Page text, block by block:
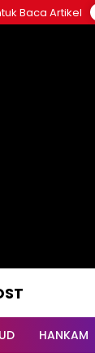
Baca Artikel
HANKAM